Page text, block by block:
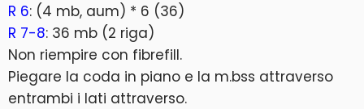
R 6: (4 mb, aum) * 6 (36)
R 7-8: 36 mb (2 riga)
Non riempire con fibrefill.
Piegare la coda in piano e la m.bss attraverso
entrambi i lati attraverso.